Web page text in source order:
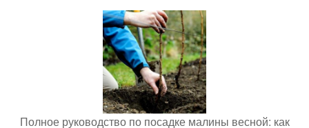
Полное руководство по посадке малины весной: как